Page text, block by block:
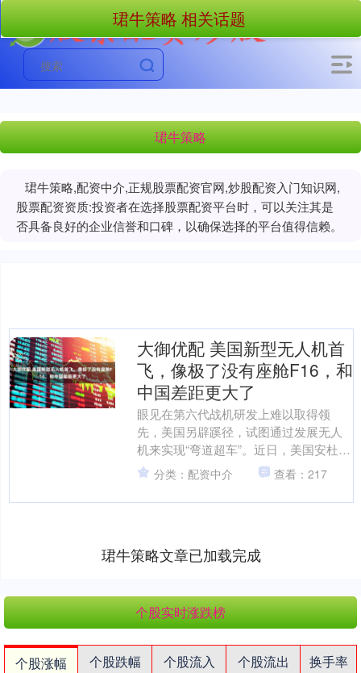
珺牛策略
珺牛策略,配资中介,正规股票配资官网,炒股配资入门知识网,
股票配资资质:投资者在选择股票配资平台时，可以关注其是
否具备良好的企业信誉和口碑，以确保选择的平台值得信赖。
珺牛策略 相关话题
大御优配 美国新型无人机首
飞，像极了没有座舱F16，和
中国差距更大了
眼见在第六代战机研发上难以取得领
先，美国另辟蹊径，试图通过发展无人
机来实现“弯道超车”。近日，美国安杜里
尔公司研发的YFQ-44A“狂怒”无人机成功
完成了首次飞....
分类：配资中介 查看：217
珺牛策略文章已加载完成
个股实时涨跌榜
个股涨幅 个股跌幅 个股流入 个股流出
换手率